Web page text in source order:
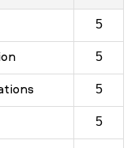
5
5
5
5